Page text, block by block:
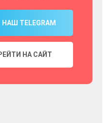
НАШ TELEGRAM
НА САЙТ